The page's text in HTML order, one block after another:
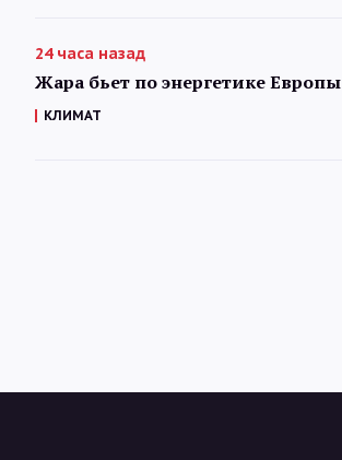
24 часа назад
Жара бьет по энергетике Европы
КЛИМАТ